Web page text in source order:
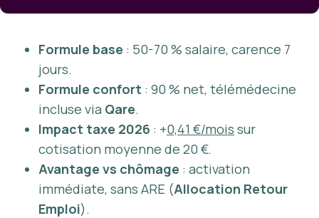
Formule base : 50-70 % salaire, carence 7
jours.
Formule confort : 90 % net, télémédecine
incluse via Qare.
Impact taxe 2026 : +0,41 €/mois sur
cotisation moyenne de 20 €.
Avantage vs chômage : activation
immédiate, sans ARE (Allocation Retour
Emploi).